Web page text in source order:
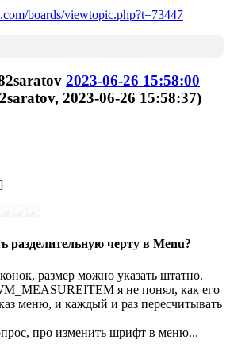
boards/viewtopic.php?t=73447
2023-06-26 15:58:00
2023-06-26 15:58:37)
]
разделительную черту в Menu?
размер можно указать штатно.
я не понял, как его
меню, и каждый и раз пересчитывать
про изменить шрифт в меню...